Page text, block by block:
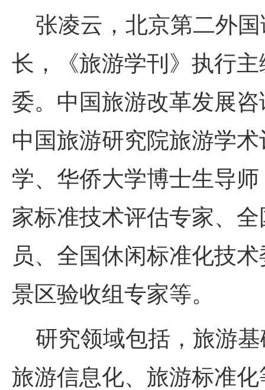
张凌云，北京第二外国
长，《旅游学刊》执行
委。中国旅游改革发展
中国旅游研究院旅游学
学、华侨大学博士生导
家标准技术评估专家、
员、全国休闲标准化技
景区验收组专家等。
研究领域包括，旅游基
旅游信息化、旅游标准